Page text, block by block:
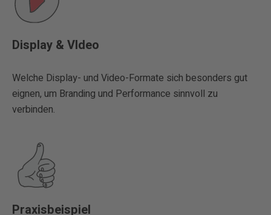
Display & VIdeo
Welche Display- und Video-Formate sich besonders gut
eignen, um Branding und Performance sinnvoll zu
verbinden.
Praxisbeispiel